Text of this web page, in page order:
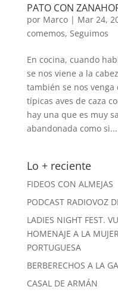
PATO CON
por Marco| Mar 24,
comemos, Seguimos
En cocina, cuando
se nos viene a la
también se nos venga
típicas aves de caza
hay una que es muy
abandonada como si...
Lo + reciente
FIDEOS CON ALMEJAS
PODCAST RADIOVOZ
LADIES NIGHT FEST.
HOMENAJE A LA
PORTUGUESA
BERBERECHOS A LA
CASAL DE ARMÁN